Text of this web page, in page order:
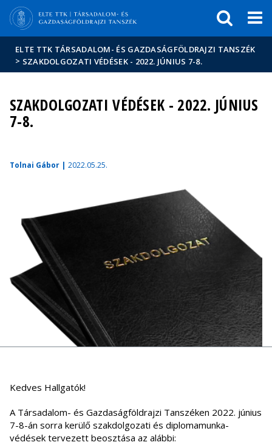
Hírek
Események
ELTE a
sajtóban
ELTE TTK TÁRSADALOM- ÉS GAZDASÁGFÖLDRAJZI TANSZÉK
> SZAKDOLGOZATI VÉDÉSEK - 2022. JÚNIUS 7-8.
SZAKDOLGOZATI VÉDÉSEK - 2022. JÚNIUS
7-8.
Tolnai Gábor | 2022.05.25.
Kedves Hallgatók!
A Társadalom- és Gazdaságföldrajzi Tanszéken 2022. június
7-8-án sorra kerülő szakdolgozati és diplomamunka-
védések tervezett beosztása az alábbi: